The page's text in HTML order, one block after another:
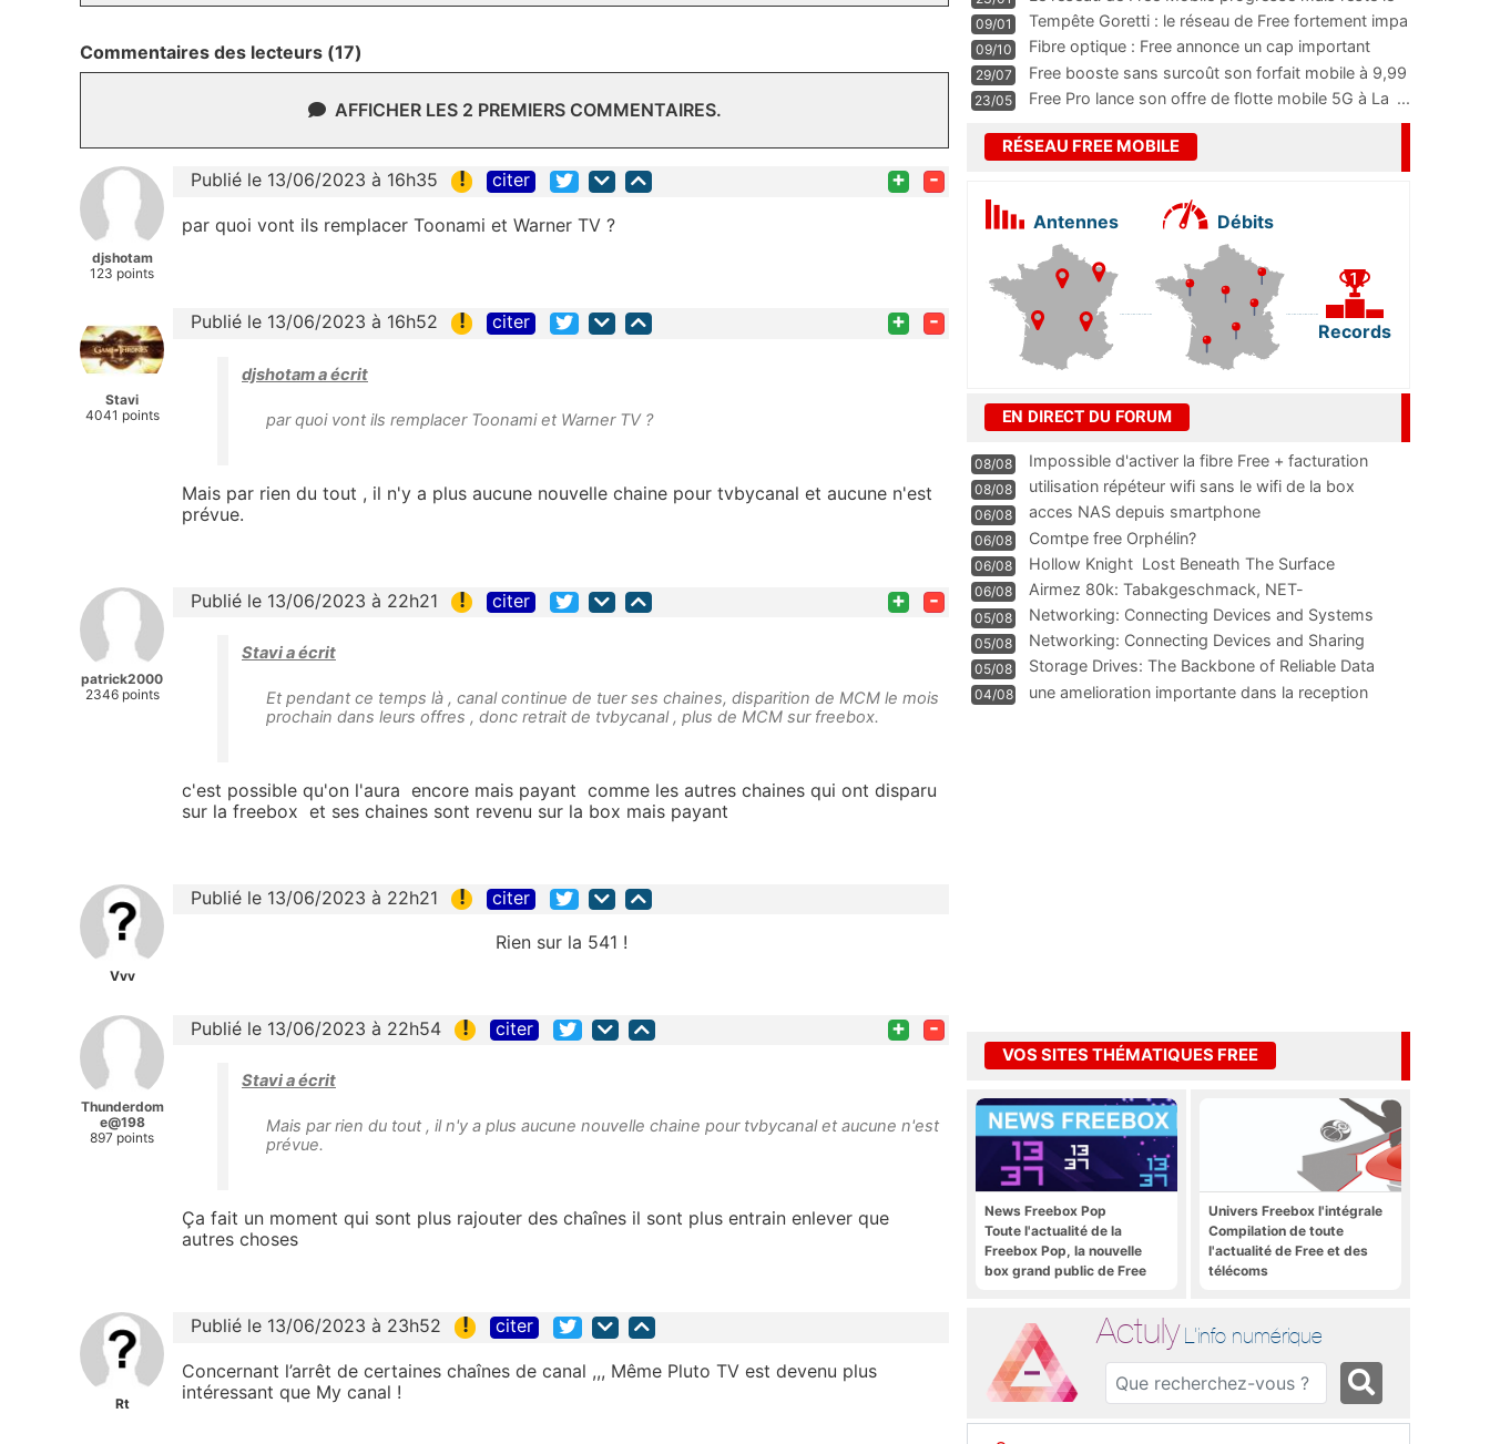
Commentaires des lecteurs (17)
AFFICHER LES 2 PREMIERS COMMENTAIRES.
djshotam
123 points
Publié le 13/06/2023 à 16h35 ! citer + -
par quoi vont ils remplacer Toonami et Warner TV ?
Stavi
4041 points
Publié le 13/06/2023 à 16h52 ! citer + -
djshotam a écrit
par quoi vont ils remplacer Toonami et Warner TV ?
Mais par rien du tout , il n'y a plus aucune nouvelle chaine pour tvbycanal et aucune n'est
prévue.
patrick2000
2346 points
Publié le 13/06/2023 à 22h21 ! citer + -
Stavi a écrit
Et pendant ce temps là , canal continue de tuer ses chaines, disparition de MCM le mois
prochain dans leurs offres , donc retrait de tvbycanal , plus de MCM sur freebox.
c'est possible qu'on l'aura encore mais payant comme les autres chaines qui ont disparu
sur la freebox et ses chaines sont revenu sur la box mais payant
Vvv
Publié le 13/06/2023 à 22h21 ! citer
Rien sur la 541 !
Thunderdom
e@198
897 points
Publié le 13/06/2023 à 22h54 ! citer + -
Stavi a écrit
Mais par rien du tout , il n'y a plus aucune nouvelle chaine pour tvbycanal et aucune n'est
prévue.
Ça fait un moment qui sont plus rajouter des chaînes il sont plus entrain enlever que
autres choses
Rt
Publié le 13/06/2023 à 23h52 ! citer
Concernant l’arrêt de certaines chaînes de canal ,,, Même Pluto TV est devenu plus
intéressant que My canal !
m
...
09/01
Tempête Goretti : le réseau de Free fortement impa
09/10
Fibre optique : Free annonce un cap important
pass
...
29/07
Free booste sans surcoût son forfait mobile à 9,99
23/05 Free Pro lance son offre de flotte mobile 5G à La ...
RÉSEAU FREE MOBILE
Antennes Débits
Records
EN DIRECT DU FORUM
08/08
Impossible d'activer la fibre Free + facturation
résiliation
08/08 utilisation répéteur wifi sans le wifi de la box
06/08 acces NAS depuis smartphone
06/08 Comtpe free Orphélin?
06/08 Hollow Knight  Lost Beneath The Surface
06/08
Airmez 80k: Tabakgeschmack, NET-
Technologie und Leistung im
05/08 Networking: Connecting Devices and Systems
05/08
Networking: Connecting Devices and Sharing
Information
05/08
Storage Drives: The Backbone of Reliable Data
Management
04/08
une amelioration importante dans la reception
VOS SITES THÉMATIQUES FREE
News Freebox Pop
Toute l'actualité de la
Freebox Pop, la nouvelle
box grand public de Free
Univers Freebox l'intégrale
Compilation de toute
l'actualité de Free et des
télécoms
Actuly L'info numérique